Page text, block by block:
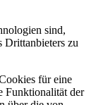
sind,
Drittanbieters zu
für eine
Funktionalität der